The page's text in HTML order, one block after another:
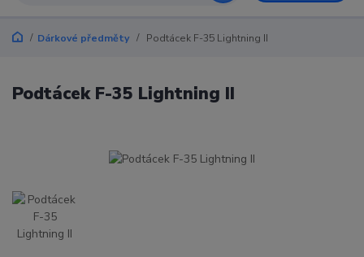
Dárkové předměty Podtácek F-35 Lightning II
Podtácek F-35 Lightning II